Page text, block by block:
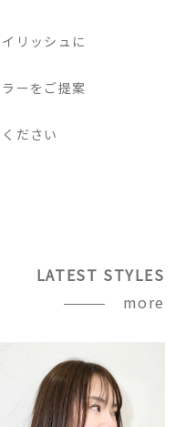
リッシュに
ーをご提案
ださい
LATEST STYLES
more